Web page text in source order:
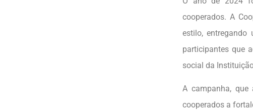
cooperados. A
estilo, entregando
participantes que
social da
A campanha,
cooperados a